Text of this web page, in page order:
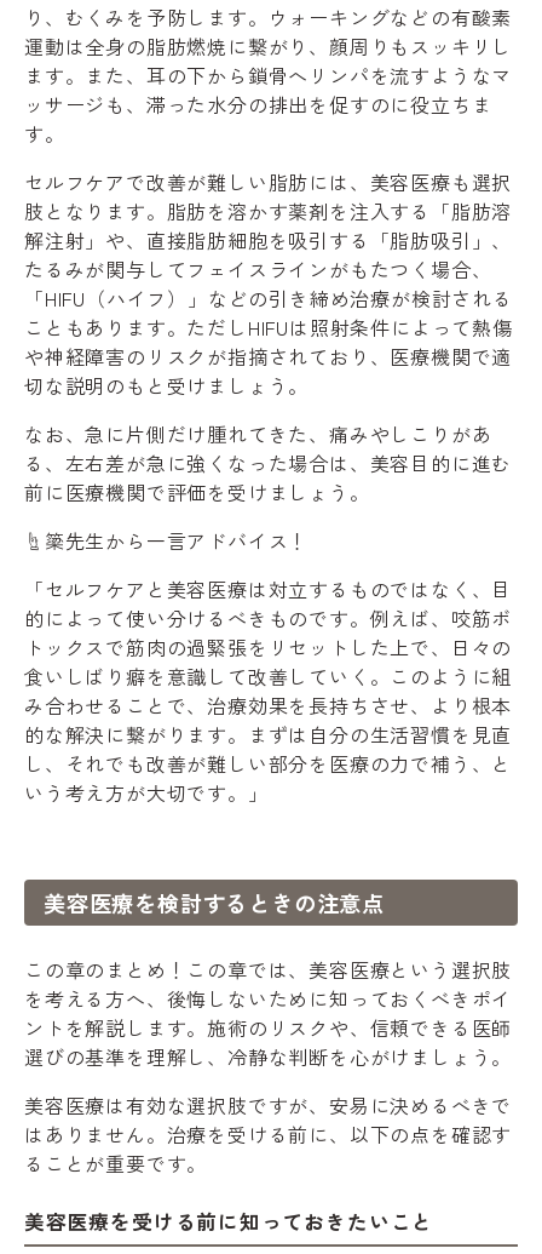
り、むくみを予防します。ウォーキングなどの有酸素
運動は全身の脂肪燃焼に繋がり、顔周りもスッキリし
ます。また、耳の下から鎖骨へリンパを流すようなマ
ッサージも、滞った水分の排出を促すのに役立ちま
す。
セルフケアで改善が難しい脂肪には、美容医療も選択
肢となります。脂肪を溶かす薬剤を注入する「脂肪溶
解注射」や、直接脂肪細胞を吸引する「脂肪吸引」、
たるみが関与してフェイスラインがもたつく場合、
「HIFU（ハイフ）」などの引き締め治療が検討される
こともあります。ただしHIFUは照射条件によって熱傷
や神経障害のリスクが指摘されており、医療機関で適
切な説明のもと受けましょう。
なお、急に片側だけ腫れてきた、痛みやしこりがあ
る、左右差が急に強くなった場合は、美容目的に進む
前に医療機関で評価を受けましょう。
☝️簗先生から一言アドバイス！
「セルフケアと美容医療は対立するものではなく、目
的によって使い分けるべきものです。例えば、咬筋ボ
トックスで筋肉の過緊張をリセットした上で、日々の
食いしばり癖を意識して改善していく。このように組
み合わせることで、治療効果を長持ちさせ、より根本
的な解決に繋がります。まずは自分の生活習慣を見直
し、それでも改善が難しい部分を医療の力で補う、と
いう考え方が大切です。」
美容医療を検討するときの注意点
この章のまとめ！この章では、美容医療という選択肢
を考える方へ、後悔しないために知っておくべきポイ
ントを解説します。施術のリスクや、信頼できる医師
選びの基準を理解し、冷静な判断を心がけましょう。
美容医療は有効な選択肢ですが、安易に決めるべきで
はありません。治療を受ける前に、以下の点を確認す
ることが重要です。
美容医療を受ける前に知っておきたいこと